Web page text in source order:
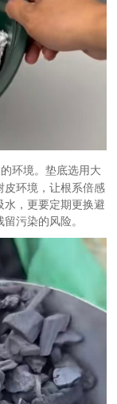
环境。垫底选用大
皮环境，让根系倍感
水，更要定期更换避
污染的风险。